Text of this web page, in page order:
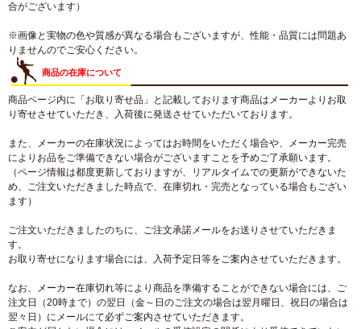
合がございます）
※画像と実物の色や質感が異なる場合もございますが、性能・品質には問題あ
りませんのでご安心ください。
商品の在庫について
商品ページ内に「お取り寄せ品」と記載しております商品はメーカーよりお取
り寄せさせていただき、入荷後に発送させていただいております。
また、メーカーの在庫状況によってはお時間をいただく場合や、メーカー完売
によりお品をご準備できない場合がございますことを予めご了承願います。
（ページ情報は都度更新しておりますが、リアルタイムでの更新ができないた
め、ご注文いただきました時点で、在庫切れ・完売となっている場合もござい
ます）
ご注文いただきましたのちに、ご注文承諾メールをお送りさせていただきま
す。
お取り寄せになります場合には、入荷予定日等をご案内させていただきます。
なお、メーカー在庫切れ等により商品を準備することができない場合には、ご
注文日（20時まで）の翌日（金～日のご注文の場合は翌月曜日、祝日の場合は
翌々日）にメールにて必ずご案内させていただきます。